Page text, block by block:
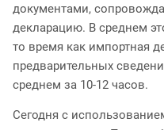
документами,
декларацию. В среднем
то время как импортная
предварительных
среднем за 10-12 часов.
Сегодня с